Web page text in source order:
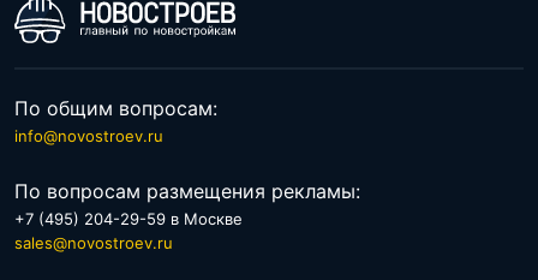
По общим вопросам:
info@novostroev.ru
По вопросам размещения рекламы:
+7 (495) 204-29-59 в Москве
sales@novostroev.ru